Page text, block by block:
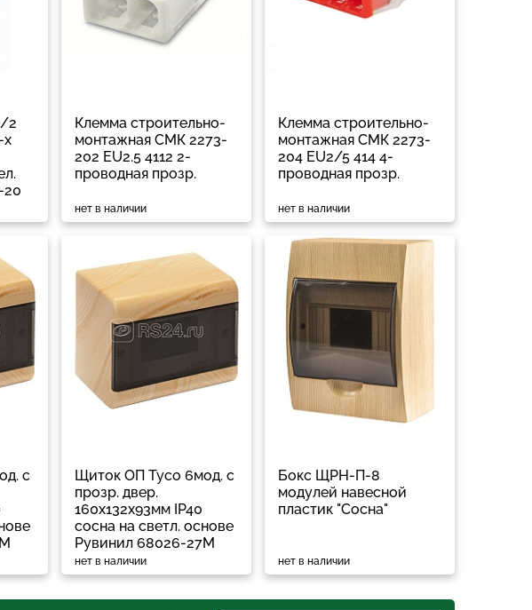
2
х
20
Клемма строительно-
монтажная СМК 2273-
202 EU2.5 4112 2-
проводная прозр.
нет в наличии
Клемма строительно-
монтажная СМК 2273-
204 EU2/5 414 4-
проводная прозр.
нет в наличии
с
Щиток ОП Тусо 6мод. с
прозр. двер.
160х132х93мм IP40
сосна на светл. основе
Рувинил 68026-27М
нет в наличии
Бокс ЩРН-П-8
модулей навесной
пластик "Сосна"
нет в наличии